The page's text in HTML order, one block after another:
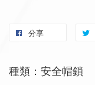
分享
種類：安全帽鎖